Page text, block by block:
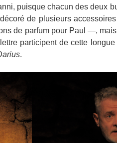
puisque chacun des deux
de plusieurs
de parfum pour Paul —,
participent de cette
.